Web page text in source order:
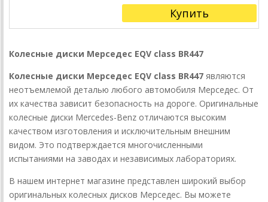
Купить
Колесные диски Мерседес EQV class BR447
Колесные диски Мерседес EQV class BR447 являются
неотъемлемой деталью любого автомобиля Мерседес. От
их качества зависит безопасность на дороге. Оригинальные
колесные диски Mercedes-Benz отличаются высоким
качеством изготовления и исключительным внешним
видом. Это подтверждается многочисленными
испытаниями на заводах и независимых лабораториях.
В нашем интернет магазине представлен широкий выбор
оригинальных колесных дисков Мерседес. Вы можете